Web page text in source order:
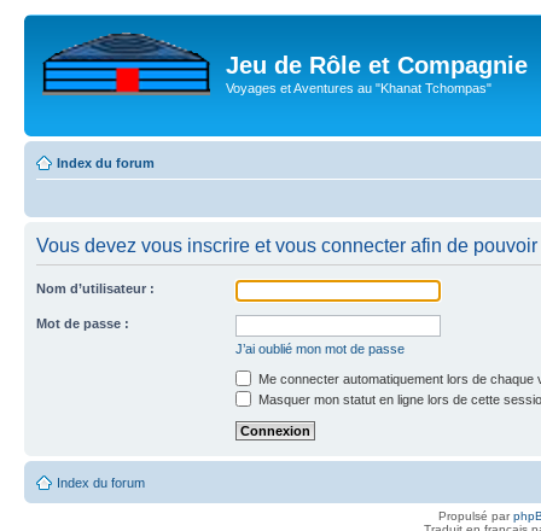
Jeu de Rôle et Compagnie
Voyages et Aventures au "Khanat Tchompas"
Index du forum
Vous devez vous inscrire et vous connecter afin de
Nom d’utilisateur :
Mot de passe :
J’ai oublié mon mot de passe
Me connecter automatiquement lors de chaque
Masquer mon statut en ligne lors de cette
Index du forum
Propulsé par